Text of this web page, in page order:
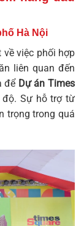
Hà Nội
về việc phối hợp
liên quan đến
để Dự án Times
Sự hỗ trợ từ
trọng trong quá